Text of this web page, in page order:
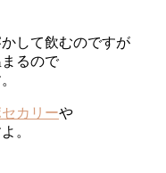
して飲むのですが
るので
カリーや
。